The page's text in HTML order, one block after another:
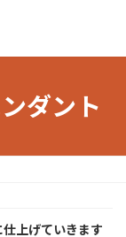
ダント
上げていきます